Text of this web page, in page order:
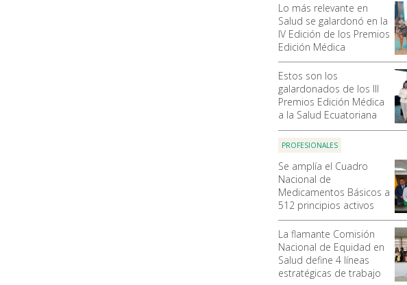
Lo más relevante en
Salud se galardonó en la
IV Edición de los Premios
Edición Médica
Estos son los
galardonados de los III
Premios Edición Médica
a la Salud Ecuatoriana
PROFESIONALES
Se amplía el Cuadro
Nacional de
Medicamentos Básicos a
512 principios activos
La flamante Comisión
Nacional de Equidad en
Salud define 4 líneas
estratégicas de trabajo